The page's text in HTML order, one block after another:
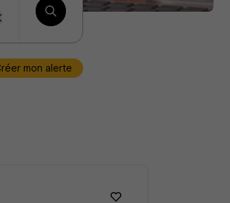
mon alerte